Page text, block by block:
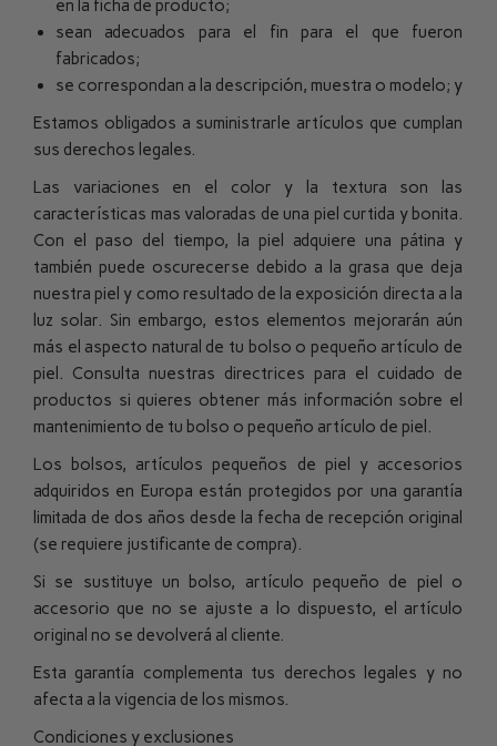
en la ficha de producto;
sean adecuados para el fin para el que fueron
fabricados;
se correspondan a la descripción, muestra o modelo; y
Estamos obligados a suministrarle artículos que cumplan
sus derechos legales.
Las variaciones en el color y la textura son las
características mas valoradas de una piel curtida y bonita.
Con el paso del tiempo, la piel adquiere una pátina y
también puede oscurecerse debido a la grasa que deja
nuestra piel y como resultado de la exposición directa a la
luz solar. Sin embargo, estos elementos mejorarán aún
más el aspecto natural de tu bolso o pequeño artículo de
piel. Consulta nuestras directrices para el cuidado de
productos si quieres obtener más información sobre el
mantenimiento de tu bolso o pequeño artículo de piel.
Los bolsos, artículos pequeños de piel y accesorios
adquiridos en Europa están protegidos por una garantía
limitada de dos años desde la fecha de recepción original
(se requiere justificante de compra).
Si se sustituye un bolso, artículo pequeño de piel o
accesorio que no se ajuste a lo dispuesto, el artículo
original no se devolverá al cliente.
Esta garantía complementa tus derechos legales y no
afecta a la vigencia de los mismos.
Condiciones y exclusiones